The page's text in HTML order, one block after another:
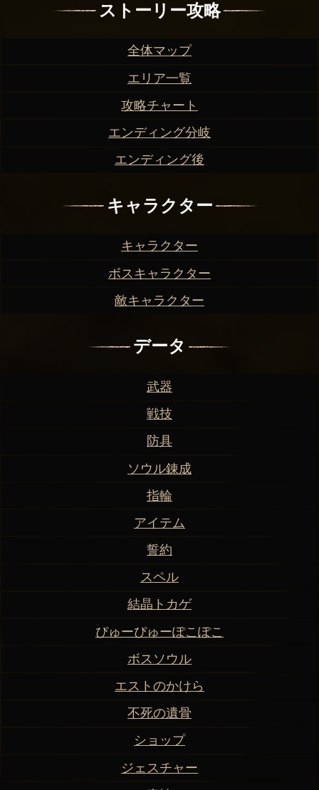
ストーリー攻略
全体マップ
エリア一覧
攻略チャート
エンディング分岐
エンディング後
キャラクター
キャラクター
ボスキャラクター
敵キャラクター
データ
武器
戦技
防具
ソウル錬成
指輪
アイテム
誓約
スペル
結晶トカゲ
ぴゅーぴゅーぽこぽこ
ボスソウル
エストのかけら
不死の遺骨
ショップ
ジェスチャー